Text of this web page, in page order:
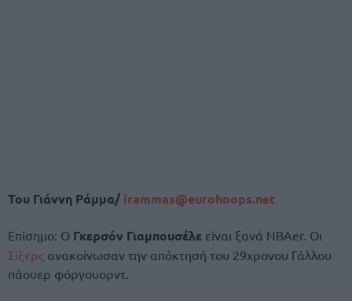
Του Γιάννη Ράμμα/ irammas@eurohoops.net
Επίσημο: Ο Γκερσόν Γιαμπουσέλε είναι ξανά NBAer. Οι
Σίξερς ανακοίνωσαν την απόκτησή του 29χρονου Γάλλου
πάουερ φόργουορντ.